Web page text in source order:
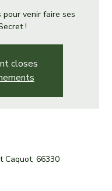
venir faire ses
!
closes
Caquot, 66330